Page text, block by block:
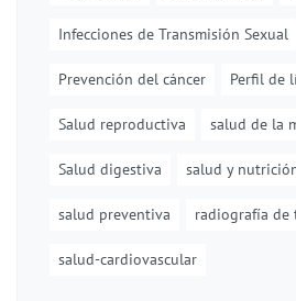
Infecciones de Transmisión Sexual
Prevención del cáncer Perfil de
Salud reproductiva salud de la
Salud digestiva salud y
salud preventiva radiografía de
salud-cardiovascular